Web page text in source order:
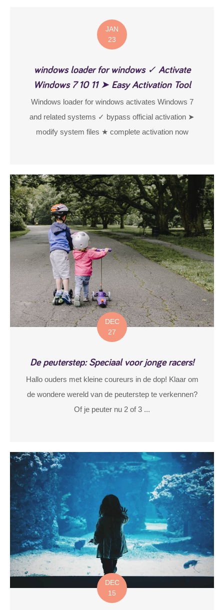
JAN
23
windows loader for windows ✓ Activate
Windows 7 10 11 ➤ Easy Activation Tool
Windows loader for windows activates Windows 7
and related systems ✓ bypass official activation ➤
modify system files ★ complete activation now
DEC
27
De peuterstep: Speciaal voor jonge racers!
Hallo ouders met kleine coureurs in de dop! Klaar om
de wondere wereld van de peuterstep te verkennen?
Of je peuter nu 2 of 3 ...
DEC
15